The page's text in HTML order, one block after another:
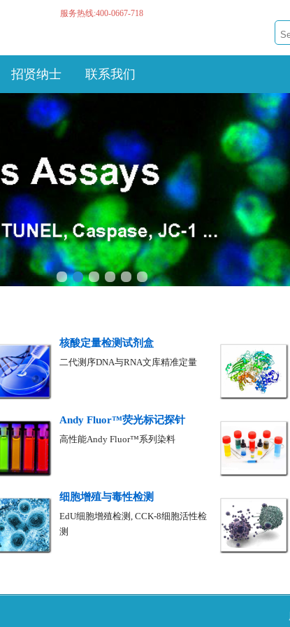
服务热线:400-0667-718
招贤纳士 联系我们
1 2 3 4 5 6
核酸定量检测试剂盒
二代测序DNA与RNA文库精准定量
Andy Fluor™荧光标记探针
高性能Andy Fluor™系列染料
细胞增殖与毒性检测
EdU细胞增殖检测, CCK-8细胞活性检
测